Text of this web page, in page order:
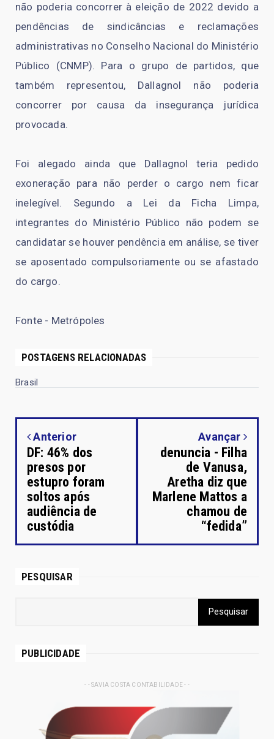
não poderia concorrer à eleição de 2022 devido a
pendências de sindicâncias e reclamações
administrativas no Conselho Nacional do Ministério
Público (CNMP). Para o grupo de partidos, que
também representou, Dallagnol não poderia
concorrer por causa da insegurança jurídica
provocada.
Foi alegado ainda que Dallagnol teria pedido
exoneração para não perder o cargo nem ficar
inelegível. Segundo a Lei da Ficha Limpa,
integrantes do Ministério Público não podem se
candidatar se houver pendência em análise, se tiver
se aposentado compulsoriamente ou se afastado
do cargo.
Fonte - Metrópoles
POSTAGENS RELACIONADAS
Brasil
Anterior
DF: 46% dos
presos por
estupro foram
soltos após
audiência de
custódia
Avançar
denuncia - Filha
de Vanusa,
Aretha diz que
Marlene Mattos a
chamou de
“fedida”
PESQUISAR
PUBLICIDADE
- - SAVIA COSTA CONTABILIDADE - -